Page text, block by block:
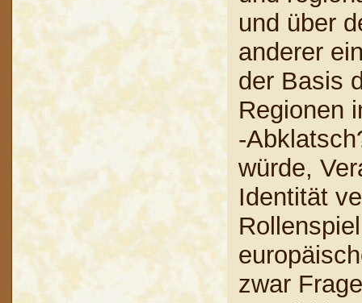
und über
anderer
der Basis
Regionen
-
würde,
Identität
zwar